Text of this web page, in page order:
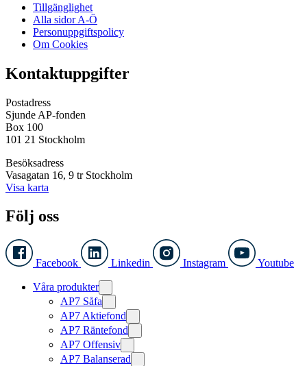
Tillgänglighet
Alla sidor A-Ö
Personuppgiftspolicy
Om Cookies
Kontaktuppgifter
Postadress
Sjunde AP-fonden
Box 100
101 21 Stockholm
Besöksadress
Vasagatan 16, 9 tr Stockholm
Visa karta
Följ oss
Facebook Linkedin Instagram Youtube
Våra produkter
AP7 Såfa
AP7 Aktiefond
AP7 Räntefond
AP7 Offensiv
AP7 Balanserad